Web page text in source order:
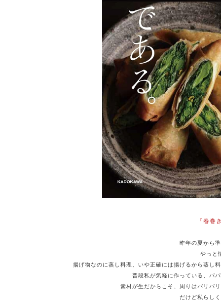
『春巻
昨年の夏から
やっと
揚げ物なのに蒸し料理、いや正確には揚げるから蒸し
普段私が気軽に作っている、パ
素材が生だからこそ、周りはパリパ
だけど私らし